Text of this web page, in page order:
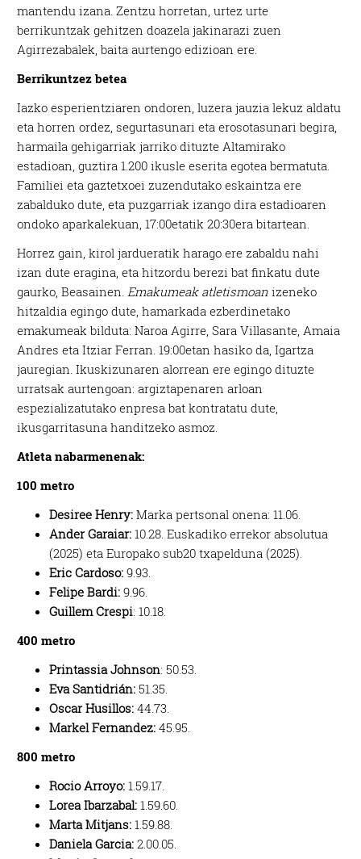
mantendu izana. Zentzu horretan, urtez urte
berrikuntzak gehitzen doazela jakinarazi zuen
Agirrezabalek, baita aurtengo edizioan ere.
Berrikuntzez betea
Iazko esperientziaren ondoren, luzera jauzia lekuz aldatu
eta horren ordez, segurtasunari eta erosotasunari begira,
harmaila gehigarriak jarriko dituzte Altamirako
estadioan, guztira 1.200 ikusle eserita egotea bermatuta.
Familiei eta gaztetxoei zuzendutako eskaintza ere
zabalduko dute, eta puzgarriak izango dira estadioaren
ondoko aparkalekuan, 17:00etatik 20:30era bitartean.
Horrez gain, kirol jardueratik harago ere zabaldu nahi
izan dute eragina, eta hitzordu berezi bat finkatu dute
gaurko, Beasainen. Emakumeak atletismoan izeneko
hitzaldia egingo dute, hamarkada ezberdinetako
emakumeak bilduta: Naroa Agirre, Sara Villasante, Amaia
Andres eta Itziar Ferran. 19:00etan hasiko da, Igartza
jauregian. Ikuskizunaren alorrean ere egingo dituzte
urratsak aurtengoan: argiztapenaren arloan
espezializatutako enpresa bat kontratatu dute,
ikusgarritasuna handitzeko asmoz.
Atleta nabarmenenak:
100 metro
Desiree Henry:Marka pertsonal onena: 11.06.
Ander Garaiar:10.28. Euskadiko errekor absolutua
(2025) eta Europako sub20 txapelduna (2025).
Eric Cardoso: 9.93.
Felipe Bardi: 9.96.
Guillem Crespi: 10.18.
400 metro
Printassia Johnson:50.53.
Eva Santidrián:51.35.
Oscar Husillos: 44.73.
Markel Fernandez: 45.95.
800 metro
Rocio Arroyo:1.59.17.
Lorea Ibarzabal:1.59.60.
Marta Mitjans: 1.59.88.
Daniela Garcia: 2.00.05.